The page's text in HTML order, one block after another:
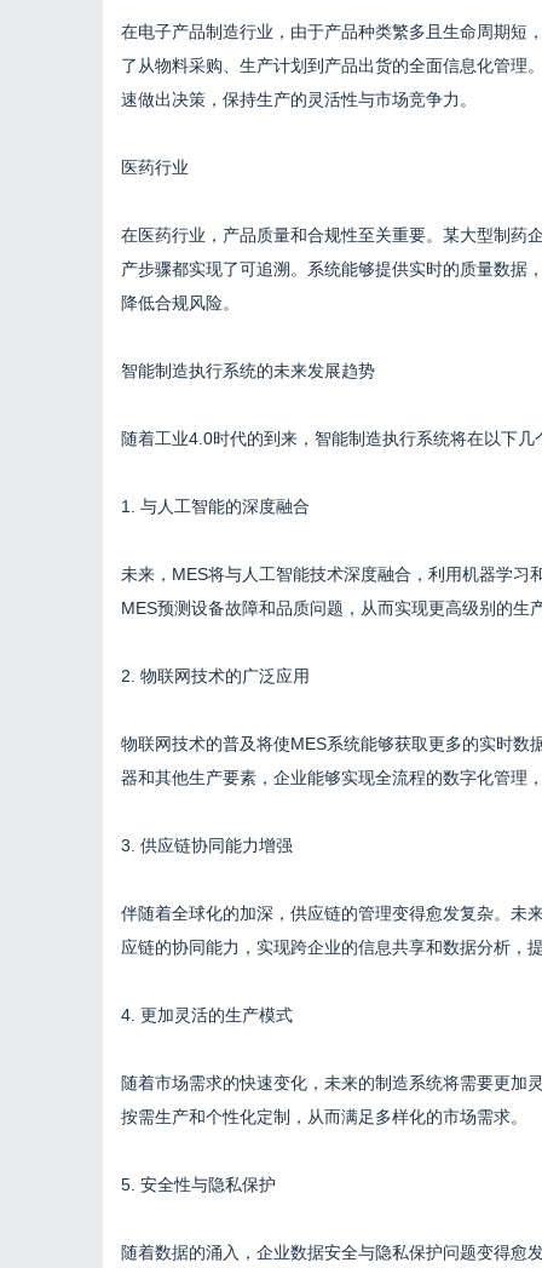
在电子产品制造行业，由于产品种类繁多且生命周期短
了从物料采购、生产计划到产品出货的全面信息化管理
速做出决策，保持生产的灵活性与市场竞争力。
医药行业
在医药行业，产品质量和合规性至关重要。某大型制药
产步骤都实现了可追溯。系统能够提供实时的质量数据
降低合规风险。
智能制造执行系统的未来发展趋势
随着工业4.0时代的到来，智能制造执行系统将在以下几
1. 与人工智能的深度融合
未来，MES将与人工智能技术深度融合，利用机器学
MES预测设备故障和品质问题，从而实现更高级别的生
2. 物联网技术的广泛应用
物联网技术的普及将使MES系统能够获取更多的实时
器和其他生产要素，企业能够实现全流程的数字化管理
3. 供应链协同能力增强
伴随着全球化的加深，供应链的管理变得愈发复杂。未
应链的协同能力，实现跨企业的信息共享和数据分析，
4. 更加灵活的生产模式
随着市场需求的快速变化，未来的制造系统将需要更加
按需生产和个性化定制，从而满足多样化的市场需求。
5. 安全性与隐私保护
随着数据的涌入，企业数据安全与隐私保护问题变得愈